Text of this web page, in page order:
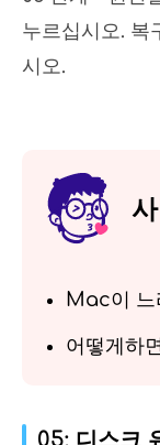
누르십시오. 복
시오.
Mac이 느
어떻게하